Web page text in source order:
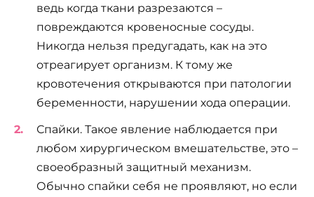
ведь когда ткани разрезаются –
повреждаются кровеносные сосуды.
Никогда нельзя предугадать, как на это
отреагирует организм. К тому же
кровотечения открываются при патологии
беременности, нарушении хода операции.
Спайки. Такое явление наблюдается при
любом хирургическом вмешательстве, это –
своеобразный защитный механизм.
Обычно спайки себя не проявляют, но если